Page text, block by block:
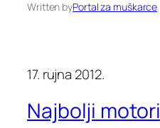
Written byPortal za muškarce
17. rujna 2012.
Najbolji motori